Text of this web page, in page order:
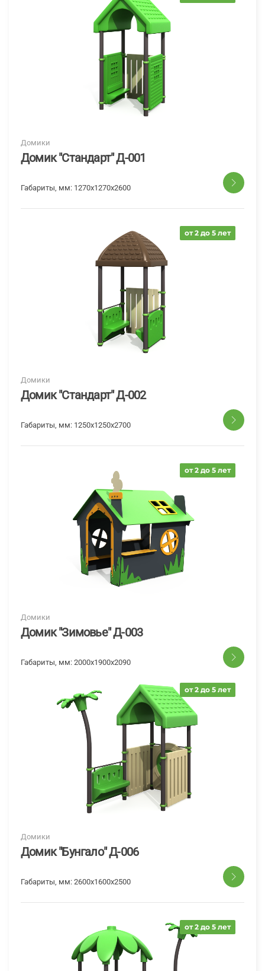
Домики
Домик "Стандарт" Д-001
Габариты, мм: 1270x1270x2600
от 2 до 5 лет
Домики
Домик "Стандарт" Д-002
Габариты, мм: 1250x1250x2700
от 2 до 5 лет
Домики
Домик "Зимовье" Д-003
Габариты, мм: 2000x1900x2090
от 2 до 5 лет
Домики
Домик "Бунгало" Д-006
Габариты, мм: 2600x1600x2500
от 2 до 5 лет